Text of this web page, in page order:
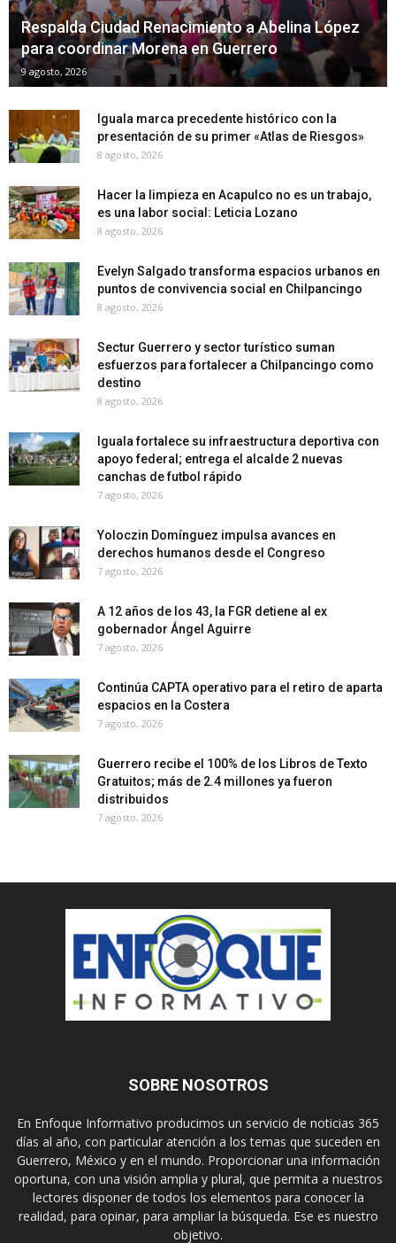
Respalda Ciudad Renacimiento a Abelina López
para coordinar Morena en Guerrero
9 agosto, 2026
Iguala marca precedente histórico con la
presentación de su primer «Atlas de Riesgos»
8 agosto, 2026
Hacer la limpieza en Acapulco no es un trabajo,
es una labor social: Leticia Lozano
8 agosto, 2026
Evelyn Salgado transforma espacios urbanos en
puntos de convivencia social en Chilpancingo
8 agosto, 2026
Sectur Guerrero y sector turístico suman
esfuerzos para fortalecer a Chilpancingo como
destino
8 agosto, 2026
Iguala fortalece su infraestructura deportiva con
apoyo federal; entrega el alcalde 2 nuevas
canchas de futbol rápido
7 agosto, 2026
Yoloczin Domínguez impulsa avances en
derechos humanos desde el Congreso
7 agosto, 2026
A 12 años de los 43, la FGR detiene al ex
gobernador Ángel Aguirre
7 agosto, 2026
Continúa CAPTA operativo para el retiro de aparta
espacios en la Costera
7 agosto, 2026
Guerrero recibe el 100% de los Libros de Texto
Gratuitos; más de 2.4 millones ya fueron
distribuidos
7 agosto, 2026
SOBRE NOSOTROS
En Enfoque Informativo producimos un servicio de noticias 365
días al año, con particular atención a los temas que suceden en
Guerrero, México y en el mundo. Proporcionar una información
oportuna, con una visión amplia y plural, que permita a nuestros
lectores disponer de todos los elementos para conocer la
realidad, para opinar, para ampliar la búsqueda. Ese es nuestro
objetivo.